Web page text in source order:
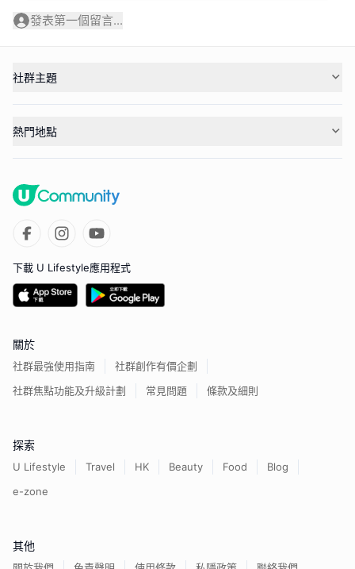
發表第一個留言...
社群主題
熱門地點
下載 U Lifestyle應用程式
關於
社群最強使用指南
社群創作有價企劃
社群焦點功能及升級計劃
常見問題 條款及細則
探索
U Lifestyle Travel HK Beauty Food
Blog
e-zone
其他